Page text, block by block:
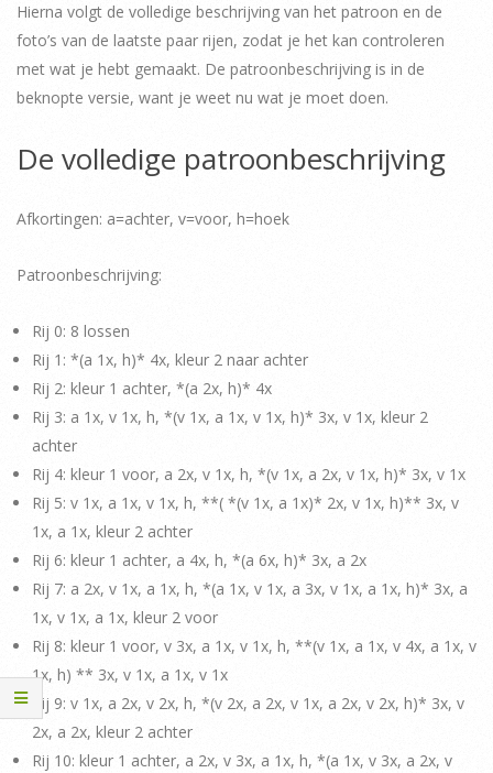
Hierna volgt de volledige beschrijving van het patroon en de
foto’s van de laatste paar rijen, zodat je het kan controleren
met wat je hebt gemaakt. De patroonbeschrijving is in de
beknopte versie, want je weet nu wat je moet doen.
De volledige patroonbeschrijving
Afkortingen: a=achter, v=voor, h=hoek
Patroonbeschrijving:
Rij 0: 8 lossen
Rij 1: *(a 1x, h)* 4x, kleur 2 naar achter
Rij 2: kleur 1 achter, *(a 2x, h)* 4x
Rij 3: a 1x, v 1x, h, *(v 1x, a 1x, v 1x, h)* 3x, v 1x, kleur 2
achter
Rij 4: kleur 1 voor, a 2x, v 1x, h, *(v 1x, a 2x, v 1x, h)* 3x, v 1x
Rij 5: v 1x, a 1x, v 1x, h, **( *(v 1x, a 1x)* 2x, v 1x, h)** 3x, v
1x, a 1x, kleur 2 achter
Rij 6: kleur 1 achter, a 4x, h, *(a 6x, h)* 3x, a 2x
Rij 7: a 2x, v 1x, a 1x, h, *(a 1x, v 1x, a 3x, v 1x, a 1x, h)* 3x, a
1x, v 1x, a 1x, kleur 2 voor
Rij 8: kleur 1 voor, v 3x, a 1x, v 1x, h, **(v 1x, a 1x, v 4x, a 1x, v
1x, h) ** 3x, v 1x, a 1x, v 1x
Rij 9: v 1x, a 2x, v 2x, h, *(v 2x, a 2x, v 1x, a 2x, v 2x, h)* 3x, v
2x, a 2x, kleur 2 achter
Rij 10: kleur 1 achter, a 2x, v 3x, a 1x, h, *(a 1x, v 3x, a 2x, v